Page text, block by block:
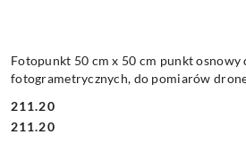
Fotopunkt 50 cm x 50 cm punkt osnowy
fotogrametrycznych, do pomiarów
Cena:
211.20
Cena:
211.20